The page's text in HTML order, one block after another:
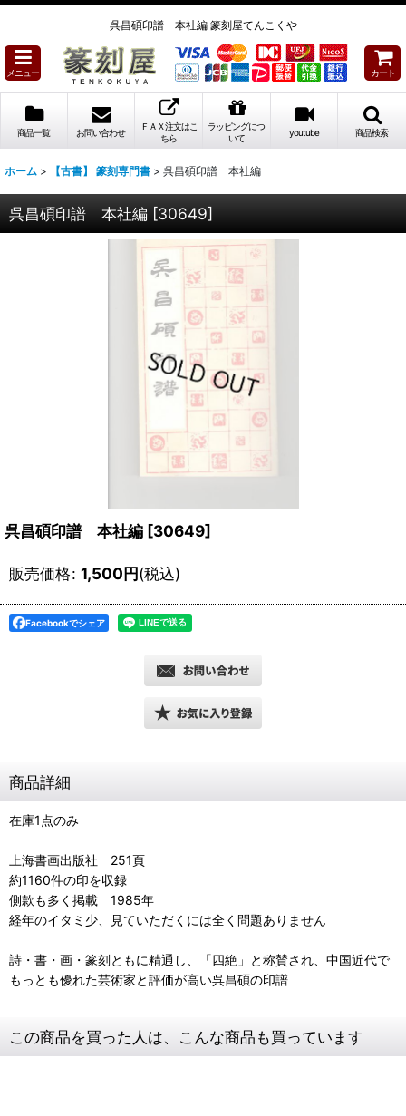
呉昌碩印譜 本社編 篆刻屋てんこくや
メニュー カート
商品一覧 お問い合わせ
ＦＡＸ注文はこ
ちら
ラッピングにつ
いて
youtube 商品検索
ホーム > 【古書】 篆刻専門書 > 呉昌碩印譜 本社編
呉昌碩印譜 本社編 [30649]
呉昌碩印譜 本社編 [30649]
販売価格: 1,500円(税込)
Facebookでシェア
商品詳細
在庫1点のみ
上海書画出版社 251頁
約1160件の印を収録
側款も多く掲載 1985年
経年のイタミ少、見ていただくには全く問題ありません
詩・書・画・篆刻ともに精通し、「四絶」と称賛され、中国近代で
もっとも優れた芸術家と評価が高い呉昌碩の印譜
この商品を買った人は、こんな商品も買っています